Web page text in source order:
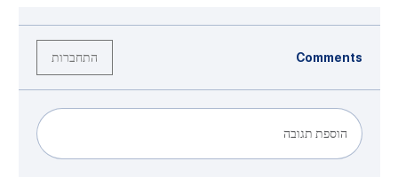
Comments התחברות
הוספת תגובה